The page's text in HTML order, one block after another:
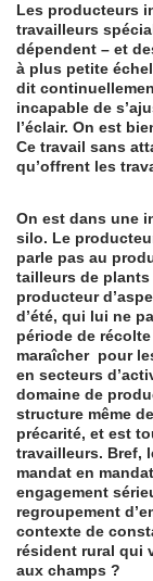
Les producteurs
travailleurs
dépendent – et
à plus petite
dit
incapable de
l’éclair. On est
Ce travail sans
qu’offrent les
On est dans une
silo. Le
parle pas au
tailleurs de
producteur
d’été, qui lui ne
période de
maraîcher pour
en secteurs
domaine de
structure même
précarité, et est
travailleurs. Bref,
mandat en
engagement
regroupement
contexte de
résident rural qui
aux champs ?